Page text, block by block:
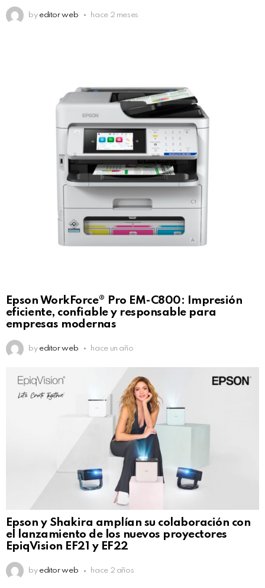
by editor web hace 2 meses
Epson WorkForce® Pro EM-C800: Impresión
eficiente, confiable y responsable para
empresas modernas
by editor web hace un año
Epson y Shakira amplían su colaboración con
el lanzamiento de los nuevos proyectores
EpiqVision EF21 y EF22
by editor web hace 2 años